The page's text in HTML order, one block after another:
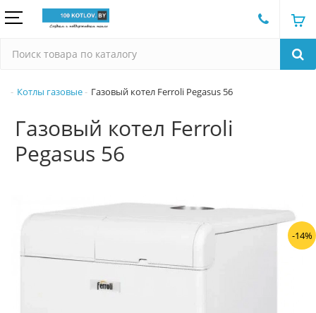
Котлы газовые Газовый котел Ferroli Pegasus 56
Газовый котел Ferroli
Pegasus 56
-14%